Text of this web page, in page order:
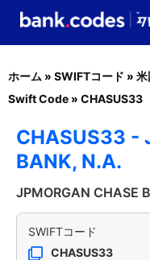
ホーム » SWIFTコード » 米
Swift Code » CHASUS33
CHASUS33 -
BANK, N.A.
JPMORGAN CHASE
SWIFTコード
CHASUS33